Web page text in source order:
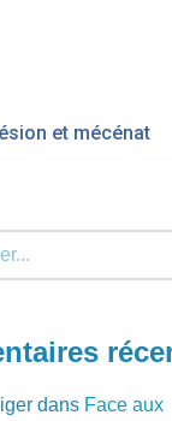
et mécénat
dans Face aux